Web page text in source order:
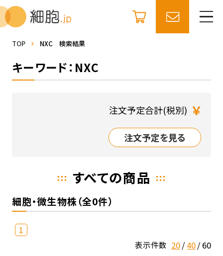
TOP NXC 検索結果
キーワード：NXC
注文予定合計(税別) ￥
注文予定を見る
すべての商品
細胞・微生物株（全0件）
1
表示件数 20 40 60